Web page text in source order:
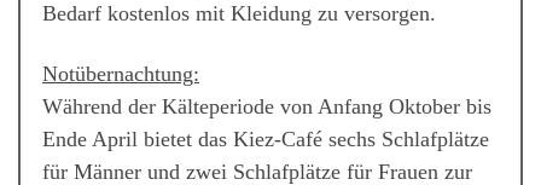
Bedarf kostenlos mit Kleidung zu versorgen.
Notübernachtung:
Während der Kälteperiode von Anfang Oktober bis
Ende April bietet das Kiez-Café sechs Schlafplätze
für Männer und zwei Schlafplätze für Frauen zur